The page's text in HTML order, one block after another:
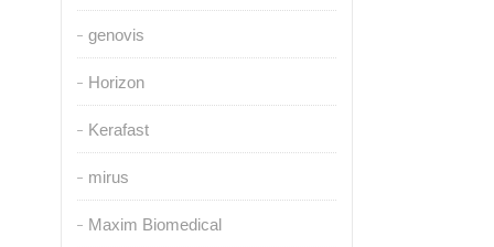
genovis
Horizon
Kerafast
mirus
Maxim Biomedical